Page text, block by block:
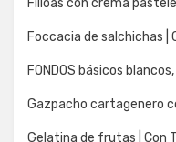
Filloas con crema
Foccacia de salchichas |
FONDOS básicos
Gazpacho cartagenero
Gelatina de frutas | Con